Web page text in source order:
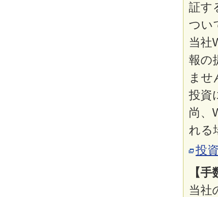
証す
つい
当社
報の
ませ
投資
尚、
れる
投
【
当社